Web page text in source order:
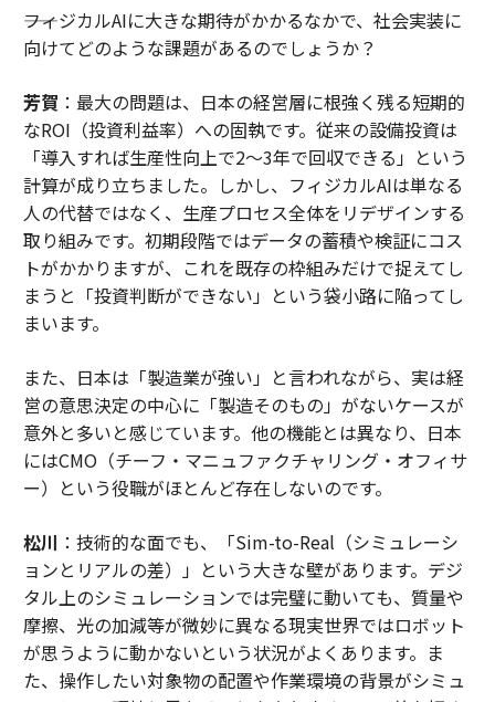
――フィジカルAIに大きな期待がかかるなかで、社会実装に
向けてどのような課題があるのでしょうか？
芳賀 ：最大の問題は、日本の経営層に根強く残る短期的
なROI（投資利益率）への固執です。従来の設備投資は
「導入すれば生産性向上で2〜3年で回収できる」という
計算が成り立ちました。しかし、フィジカルAIは単なる
人の代替ではなく、生産プロセス全体をリデザインする
取り組みです。初期段階ではデータの蓄積や検証にコス
トがかかりますが、これを既存の枠組みだけで捉えてし
まうと「投資判断ができない」という袋小路に陥ってし
まいます。
また、日本は「製造業が強い」と言われながら、実は経
営の意思決定の中心に「製造そのもの」がないケースが
意外と多いと感じています。他の機能とは異なり、日本
にはCMO（チーフ・マニュファクチャリング・オフィサ
ー）という役職がほとんど存在しないのです。
松川 ：技術的な面でも、「Sim-to-Real（シミュレーシ
ョンとリアルの差）」という大きな壁があります。デジ
タル上のシミュレーションでは完璧に動いても、質量や
摩擦、光の加減等が微妙に異なる現実世界ではロボット
が思うように動かないという状況がよくあります。ま
た、操作したい対象物の配置や作業環境の背景がシミュ